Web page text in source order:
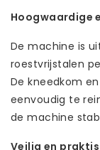
Hoogwaardige
De machine is
roestvrijstalen
De kneedkom
eenvoudig te
de machine
Veilig en